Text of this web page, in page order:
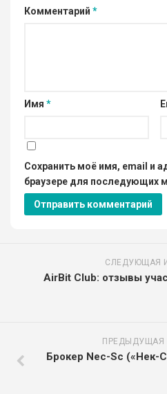
Комментарий *
Имя *
Сохранить моё имя, email и
браузере для последующих
СЛЕДУЮЩАЯ
AirBit Club: отзывы
ПРЕДЫДУЩАЯ
Брокер Nec-Sc («Нек-